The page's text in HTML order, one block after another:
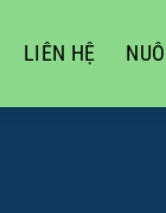
LIÊN HỆ